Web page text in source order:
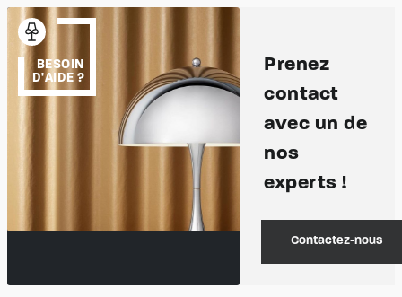
BESOIN
D'AIDE ?
Prenez
contact
avec un de
nos
experts !
Contactez-nous